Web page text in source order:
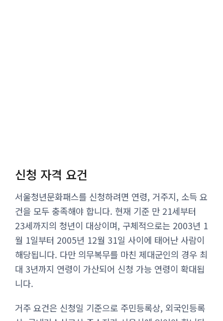
신청 자격 요건
서울청년문화패스를 신청하려면 연령, 거주지, 소득 요
건을 모두 충족해야 합니다. 현재 기준 만 21세부터
23세까지의 청년이 대상이며, 구체적으로는 2003년 1
월 1일부터 2005년 12월 31일 사이에 태어난 사람이
해당됩니다. 다만 의무복무를 마친 제대군인의 경우 최
대 3년까지 연령이 가산되어 신청 가능 연령이 확대됩
니다.
거주 요건은 신청일 기준으로 주민등록상, 외국인등록